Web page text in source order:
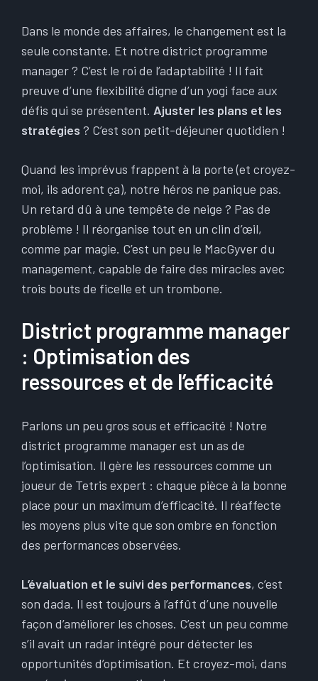
Dans le monde des affaires, le changement est la
seule constante. Et notre district programme
manager ? C’est le roi de l’adaptabilité ! Il fait
preuve d’une flexibilité digne d’un yogi face aux
défis qui se présentent. Ajuster les plans et les
stratégies ? C’est son petit-déjeuner quotidien !
Quand les imprévus frappent à la porte (et croyez-
moi, ils adorent ça), notre héros ne panique pas.
Un retard dû à une tempête de neige ? Pas de
problème ! Il réorganise tout en un clin d’œil,
comme par magie. C’est un peu le MacGyver du
management, capable de faire des miracles avec
trois bouts de ficelle et un trombone.
District programme manager
: Optimisation des
ressources et de l’efficacité
Parlons un peu gros sous et efficacité ! Notre
district programme manager est un as de
l’optimisation. Il gère les ressources comme un
joueur de Tetris expert : chaque pièce à la bonne
place pour un maximum d’efficacité. Il réaffecte
les moyens plus vite que son ombre en fonction
des performances observées.
L’évaluation et le suivi des performances, c’est
son dada. Il est toujours à l’affût d’une nouvelle
façon d’améliorer les choses. C’est un peu comme
s’il avait un radar intégré pour détecter les
opportunités d’optimisation. Et croyez-moi, dans